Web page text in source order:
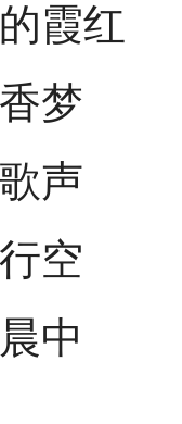
霞红
梦
声
空
中